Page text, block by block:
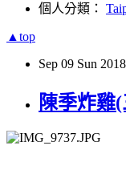
個人分類：
▲top
Sep 09 Sun 2018
陳季炸雞